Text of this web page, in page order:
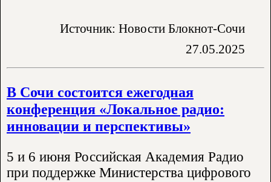
Источник: Новости Блокнот-Сочи
27.05.2025
В Сочи состоится ежегодная
конференция «Локальное радио:
инновации и перспективы»
5 и 6 июня Российская Академия Радио
при поддержке Министерства цифрового